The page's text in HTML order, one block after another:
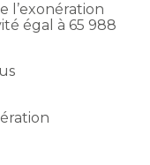
l’exonération
égal à 65 988